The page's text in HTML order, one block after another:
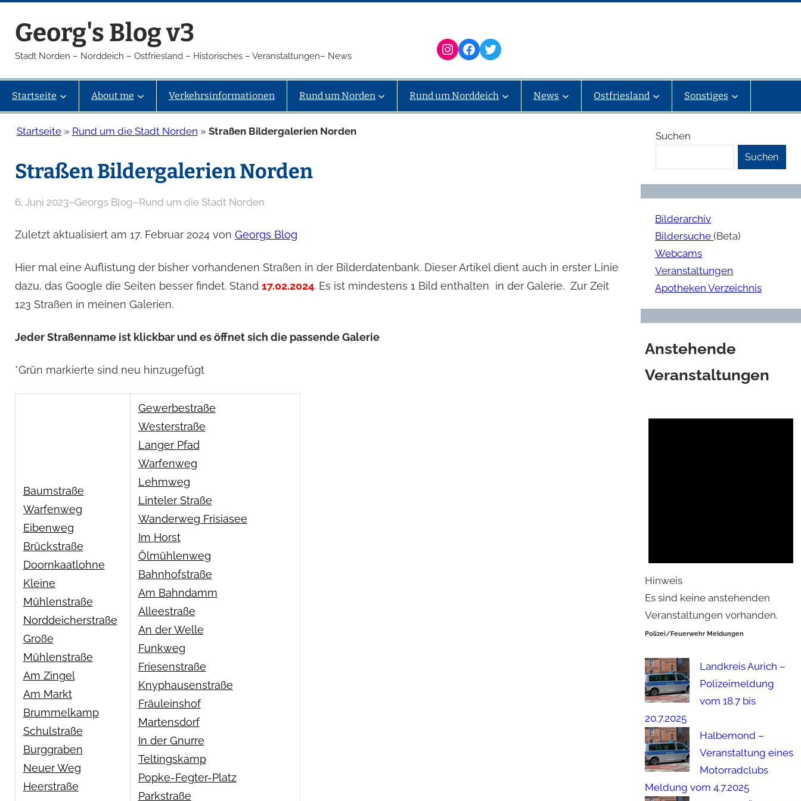
Inhalt
springen
Georg's Blog v3
Stadt Norden – Norddeich – Ostfriesland – Historisches – Veranstaltungen– News Instagram Facebook Twitter
Startseite About me Verkehrsinformationen Rund um Norden Rund um Norddeich News Ostfriesland Sonstiges
Startseite» Rund um die Stadt Norden » Straßen Bildergalerien Norden
Straßen Bildergalerien Norden
6. Juni 2023–Georgs Blog–Rund um die Stadt Norden
Zuletzt aktualisiert am 17. Februar 2024 von Georgs Blog
Hier mal eine Auflistung der bisher vorhandenen Straßen in der Bilderdatenbank. Dieser Artikel dient auch in erster Linie
dazu, das Google die Seiten besser findet. Stand 17.02.2024. Es ist mindestens 1 Bild enthalten in der Galerie. Zur Zeit
123 Straßen in meinen Galerien.
Jeder Straßenname ist klickbar und es öffnet sich die passende Galerie
*Grün markierte sind neu hinzugefügt
Baumstraße
Warfenweg
Eibenweg
Brückstraße
Doornkaatlohne
Kleine
Mühlenstraße
Norddeicherstraße
Große
Mühlenstraße
Am Zingel
Am Markt
Brummelkamp
Schulstraße
Burggraben
Neuer Weg
Heerstraße
Gewerbestraße
Westerstraße
Langer Pfad
Warfenweg
Lehmweg
Linteler Straße
Wanderweg Frisiasee
Im Horst
Ölmühlenweg
Bahnhofstraße
Am Bahndamm
Alleestraße
An der Welle
Funkweg
Friesenstraße
Knyphausenstraße
Fräuleinshof
Martensdorf
In der Gnurre
Teltingskamp
Popke-Fegter-Platz
Parkstraße
Suchen
Suchen
Bilderarchiv
Bildersuche(Beta)
Webcams
Veranstaltungen
Apotheken Verzeichnis
Anstehende
Veranstaltungen
Hinweis
Es sind keine anstehenden
Veranstaltungen vorhanden.
Polizei/Feuerwehr Meldungen
Landkreis Aurich –
Polizeimeldung
vom 18.7 bis
20.7.2025
Halbemond –
Veranstaltung eines
Motorradclubs
Meldung vom 4.7.2025